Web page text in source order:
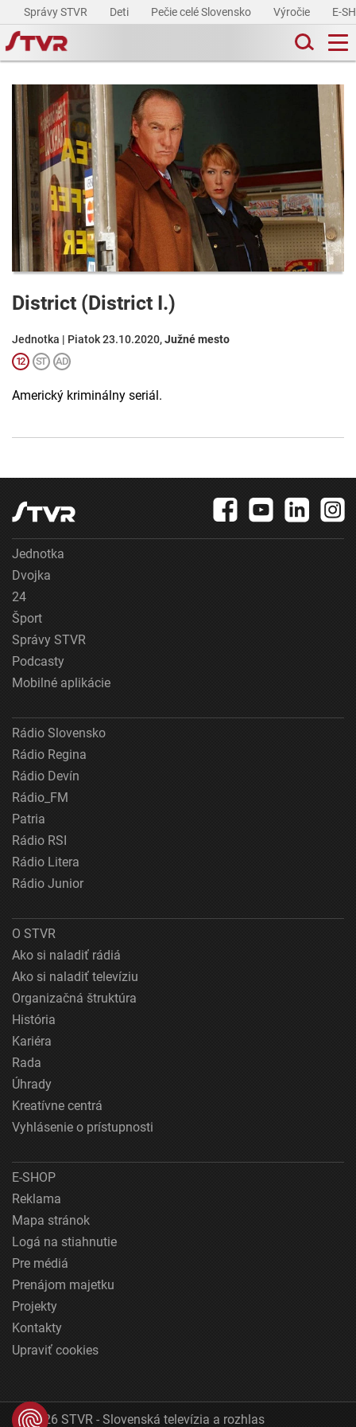
Správy STVR Deti Pečie celé Slovensko Výročie E-
District (District I.)
Jednotka | Piatok 23.10.2020,Južné mesto
Americký kriminálny seriál.
Jednotka
Dvojka
24
Šport
Správy STVR
Podcasty
Mobilné aplikácie
Rádio Slovensko
Rádio Regina
Rádio Devín
Rádio_FM
Patria
Rádio RSI
Rádio Litera
Rádio Junior
O STVR
Ako si naladiť rádiá
Ako si naladiť televíziu
Organizačná štruktúra
História
Kariéra
Rada
Úhrady
Kreatívne centrá
Vyhlásenie o prístupnosti
E-SHOP
Reklama
Mapa stránok
Logá na stiahnutie
Pre médiá
Prenájom majetku
Projekty
Kontakty
Upraviť cookies
© 2026 STVR - Slovenská televízia a rozhlas